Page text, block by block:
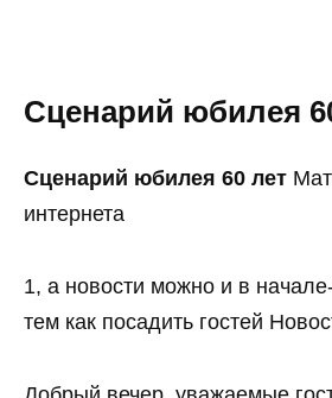
Сценарий юбилея
Сценарий юбилея 60 лет
интернета
1, а новости можно и в
тем как посадить гостей